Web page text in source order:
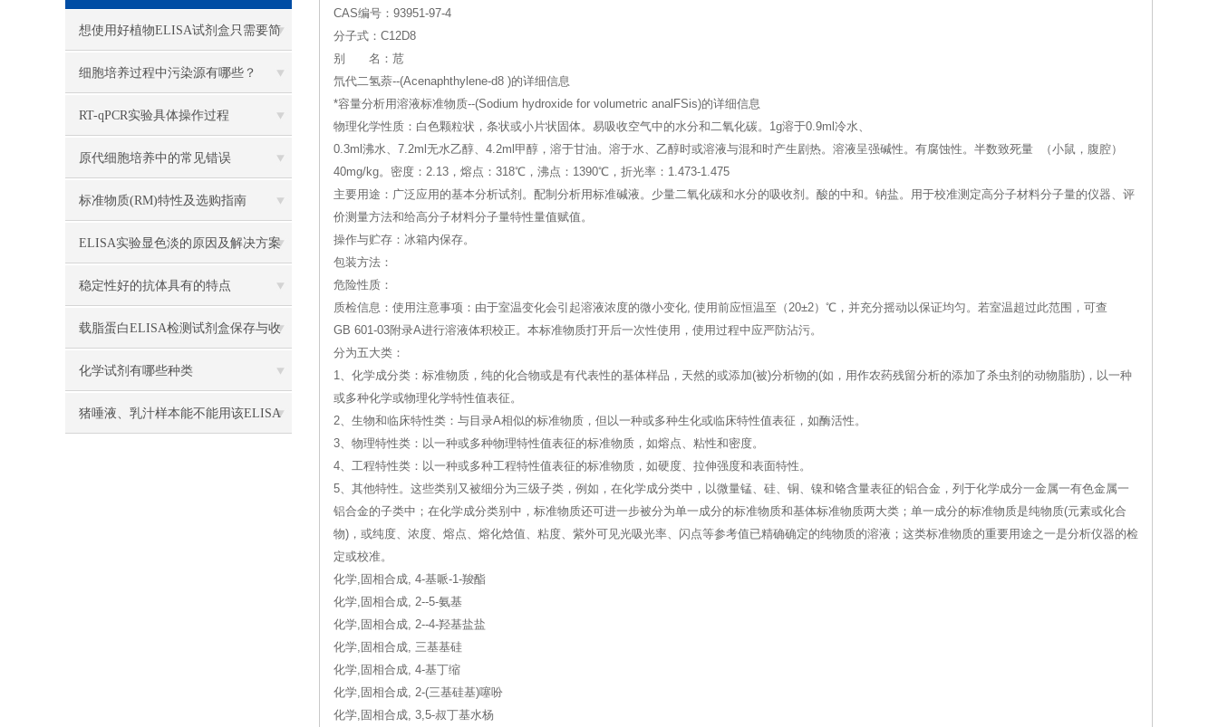
想使用好植物ELISA试剂盒只需要简
单的九个步骤
细胞培养过程中污染源有哪些？
RT-qPCR实验具体操作过程
原代细胞培养中的常见错误
标准物质​(RM)特性及选购指南
ELISA实验显色淡的原因及解决方案
稳定性好的抗体具有的特点
载脂蛋白ELISA检测试剂盒保存与收
集
化学试剂有哪些种类
猪唾液、乳汁样本能不能用该ELISA
CAS编号：93951-97-4
分子式：C12D8
别 名：苊
氘代二氢萘--(Acenaphthylene-d8 )的详细信息
*容量分析用溶液标准物质--(Sodium hydroxide for volumetric analFSis)的详细信息
物理化学性质：白色颗粒状，条状或小片状固体。易吸收空气中的水分和二氧化碳。1g溶于0.9ml冷水、
0.3ml沸水、7.2ml无水乙醇、4.2ml甲醇，溶于甘油。溶于水、乙醇时或溶液与混和时产生剧热。溶液呈强碱性。有腐蚀性。半数致死量 （小鼠，腹腔）
40mg/kg。密度：2.13，熔点：318℃，沸点：1390℃，折光率：1.473-1.475
主要用途：广泛应用的基本分析试剂。配制分析用标准碱液。少量二氧化碳和水分的吸收剂。酸的中和。钠盐。用于校准测定高分子材料分子量的仪器、评
价测量方法和给高分子材料分子量特性量值赋值。
操作与贮存：冰箱内保存。
包装方法：
危险性质：
质检信息：使用注意事项：由于室温变化会引起溶液浓度的微小变化, 使用前应恒温至（20±2）℃，并充分摇动以保证均匀。若室温超过此范围，可查
GB 601-03附录A进行溶液体积校正。本标准物质打开后一次性使用，使用过程中应严防沾污。
分为五大类：
1、化学成分类：标准物质，纯的化合物或是有代表性的基体样品，天然的或添加(被)分析物的(如，用作农药残留分析的添加了杀虫剂的动物脂肪)，以一种
或多种化学或物理化学特性值表征。
2、生物和临床特性类：与目录A相似的标准物质，但以一种或多种生化或临床特性值表征，如酶活性。
3、物理特性类：以一种或多种物理特性值表征的标准物质，如熔点、粘性和密度。
4、工程特性类：以一种或多种工程特性值表征的标准物质，如硬度、拉伸强度和表面特性。
5、其他特性。这些类别又被细分为三级子类，例如，在化学成分类中，以微量锰、硅、铜、镍和铬含量表征的铝合金，列于化学成分一金属一有色金属一
铝合金的子类中；在化学成分类别中，标准物质还可进一步被分为单一成分的标准物质和基体标准物质两大类；单一成分的标准物质是纯物质(元素或化合
物)，或纯度、浓度、熔点、熔化焓值、粘度、紫外可见光吸光率、闪点等参考值已精确确定的纯物质的溶液；这类标准物质的重要用途之一是分析仪器的检
定或校准。
化学,固相合成, 4-基哌-1-羧酯
化学,固相合成, 2--5-氨基
化学,固相合成, 2--4-羟基盐盐
化学,固相合成, 三基基硅
化学,固相合成, 4-基丁缩
化学,固相合成, 2-(三基硅基)噻吩
化学,固相合成, 3,5-叔丁基水杨